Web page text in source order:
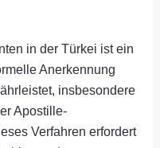
in der Türkei ist ein
Anerkennung
insbesondere
Apostille-
Verfahren erfordert